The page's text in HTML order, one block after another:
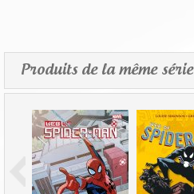
Produits de la même série